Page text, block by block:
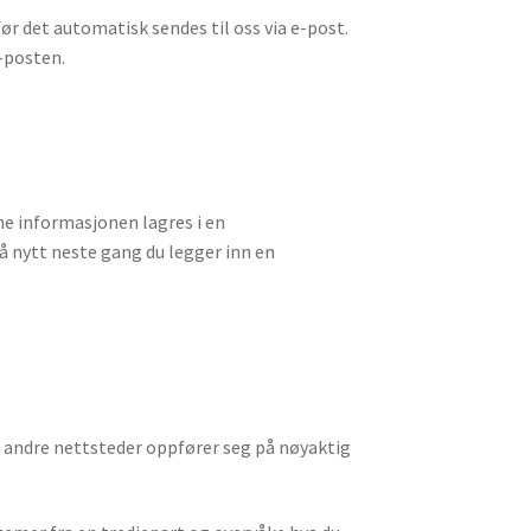
det automatisk sendes til oss via e-post.
informasjonen lagres i en
nytt neste gang du legger inn en
nettsteder oppfører seg på nøyaktig